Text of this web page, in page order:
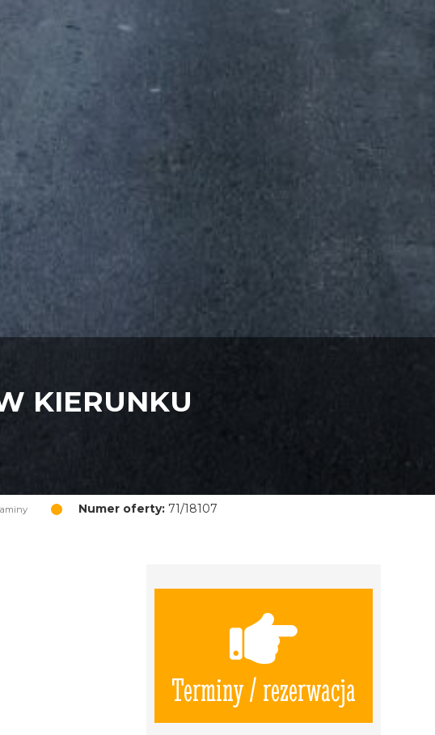
KIERUNKU
Numer oferty: 71/18107
Terminy / rezerwacja